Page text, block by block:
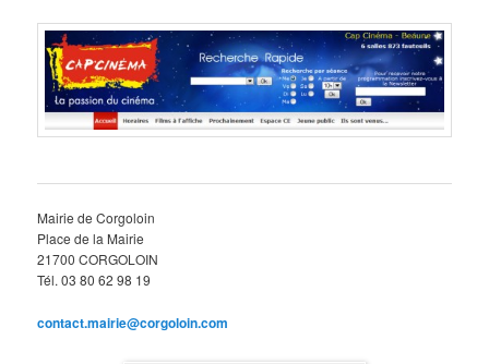
Mairie de Corgoloin
Place de la Mairie
21700 CORGOLOIN
Tél. 03 80 62 98 19
contact.mairie@corgoloin.com